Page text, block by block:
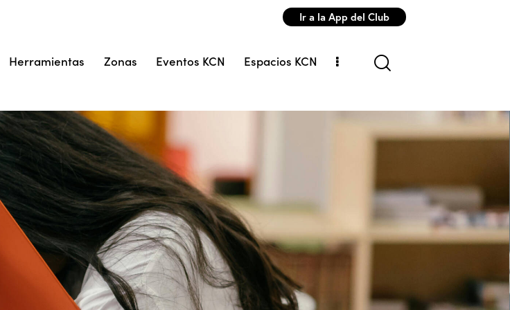
Ir a la App del Club
Herramientas Zonas Eventos KCN Espacios KCN